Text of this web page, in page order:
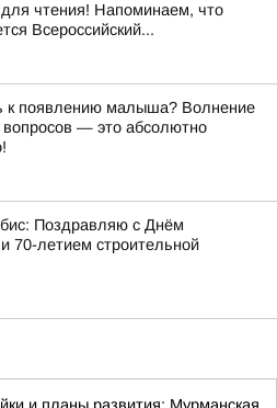
чтения! Напоминаем, что
Всероссийский...
к появлению малыша? Волнение
— это абсолютно
Поздравляю с Днём
70-летием строительной